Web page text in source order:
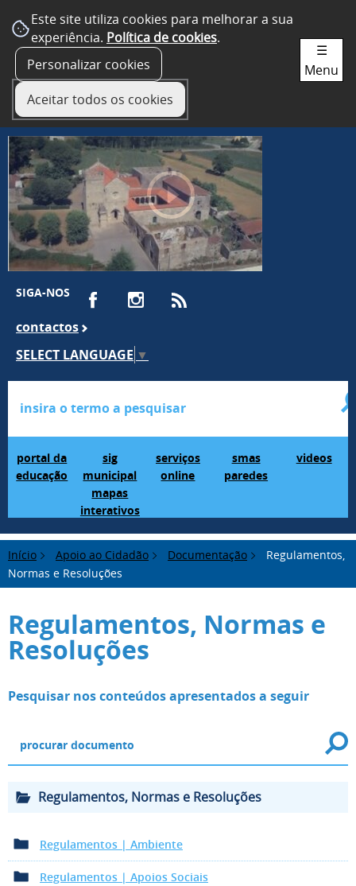
Este site utiliza cookies para melhorar a sua
experiência. Política de cookies.
Personalizar cookies
Aceitar todos os cookies
SIGA-NOS
contactos
SELECT LANGUAGE ▼
portal da
educação
sig
municipal
mapas
interativos
serviços
online
smas
paredes
videos
☰
Menu
Início Apoio ao Cidadão Documentação
Regulamentos,
Normas e Resoluções
Regulamentos, Normas e
Resoluções
Pesquisar nos conteúdos apresentados a seguir
Regulamentos, Normas e Resoluções
Regulamentos | Ambiente
Regulamentos | Apoios Sociais